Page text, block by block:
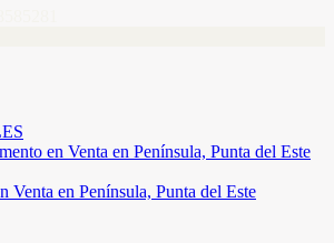
Venta en Península, Punta del Este